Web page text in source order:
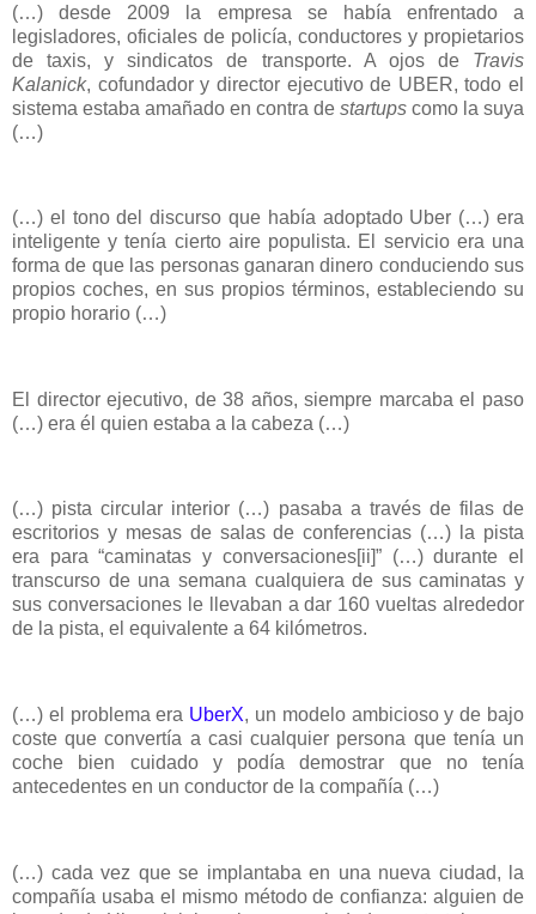
(…) desde 2009 la empresa se había enfrentado a
legisladores, oficiales de policía, conductores y propietarios
de taxis, y sindicatos de transporte. A ojos de Travis
Kalanick, cofundador y director ejecutivo de UBER, todo el
sistema estaba amañado en contra de startups como la suya
(…)
(…) el tono del discurso que había adoptado Uber (…) era
inteligente y tenía cierto aire populista. El servicio era una
forma de que las personas ganaran dinero conduciendo sus
propios coches, en sus propios términos, estableciendo su
propio horario (…)
El director ejecutivo, de 38 años, siempre marcaba el paso
(…) era él quien estaba a la cabeza (…)
(…) pista circular interior (…) pasaba a través de filas de
escritorios y mesas de salas de conferencias (…) la pista
era para “caminatas y conversaciones[ ii ” (…) durante el
transcurso de una semana cualquiera de sus caminatas y
sus conversaciones le llevaban a dar 160 vueltas alrededor
de la pista, el equivalente a 64 kilómetros.
(…) el problema era UberX, un modelo ambicioso y de bajo
coste que convertía a casi cualquier persona que tenía un
coche bien cuidado y podía demostrar que no tenía
antecedentes en un conductor de la compañía (…)
(…) cada vez que se implantaba en una nueva ciudad, la
compañía usaba el mismo método de confianza: alguien de